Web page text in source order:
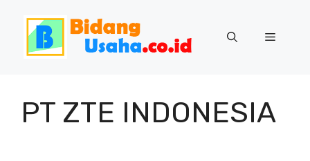
Menu
PT ZTE INDONESIA